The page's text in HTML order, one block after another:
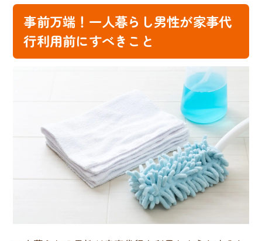
事前万端！一人暮らし男性が家事代
行利用前にすべきこと